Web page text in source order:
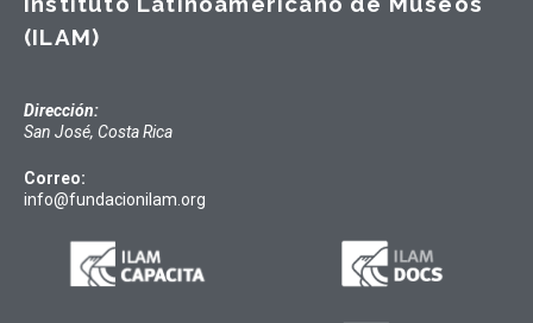
(ILAM)
Dirección:
San José, Costa Rica
Correo:
info@fundacionilam.org